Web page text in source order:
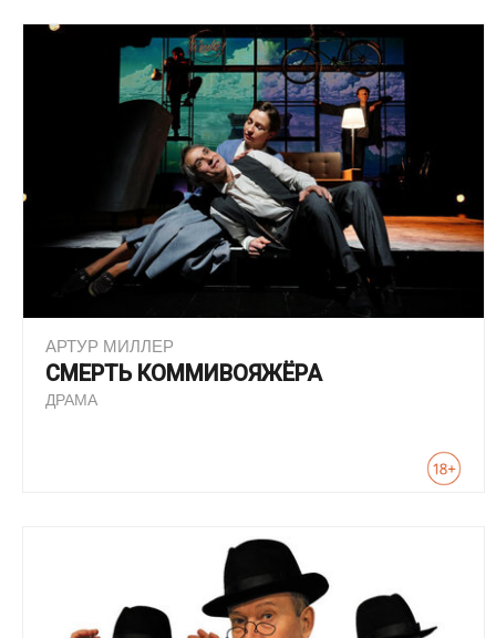
АРТУР МИЛЛЕР
СМЕРТЬ КОММИВОЯЖЁРА
ДРАМА